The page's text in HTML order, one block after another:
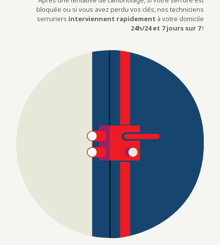
bloquée ou si vous avez perdu vos clés, nos techniciens
serruriers interviennent rapidement à votre domicile
24h/24 et 7 jours sur 7!